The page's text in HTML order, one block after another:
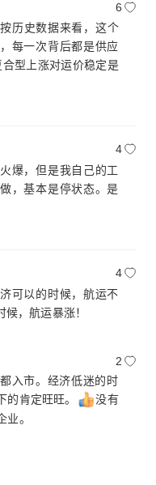
6
历史数据来看，这个
每一次背后都是供应
型上涨对运价稳定是
4
爆，但是我自己的工
，基本是停状态。是
4
可以的时候，航运不
，航运暴涨！
2
入市。经济低迷的时
肯定旺旺。
没有
。